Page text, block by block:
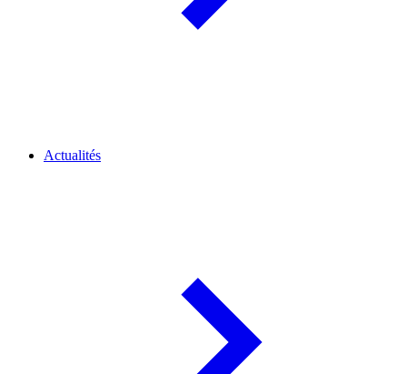
Actualités